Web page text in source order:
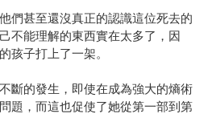
們甚至還沒真正的認識這位死去的
不能理解的東西實在太多了，因
孩子打上了一架。
斷的發生，即使在成為強大的熵術
題，而這也促使了她從第一部到第